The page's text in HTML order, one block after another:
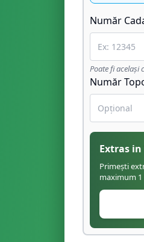
Număr
Poate fi
Număr
Extras
Primești
maximum 1